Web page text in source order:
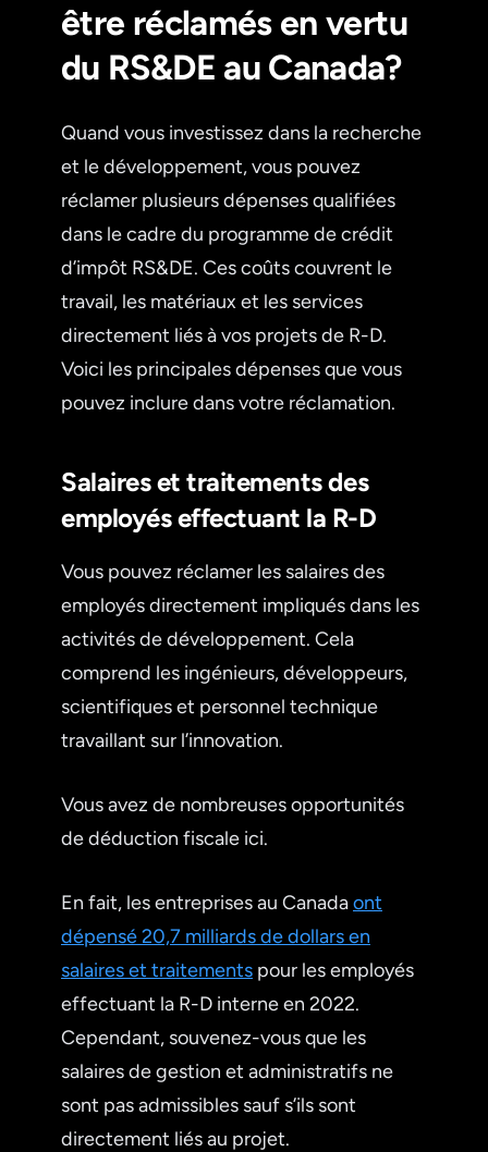
être réclamés en vertu
du RS&DE au Canada?
Quand vous investissez dans la recherche
et le développement, vous pouvez
réclamer plusieurs dépenses qualifiées
dans le cadre du programme de crédit
d’impôt RS&DE. Ces coûts couvrent le
travail, les matériaux et les services
directement liés à vos projets de R-D.
Voici les principales dépenses que vous
pouvez inclure dans votre réclamation.
Salaires et traitements des
employés effectuant la R-D
Vous pouvez réclamer les salaires des
employés directement impliqués dans les
activités de développement. Cela
comprend les ingénieurs, développeurs,
scientifiques et personnel technique
travaillant sur l’innovation.
Vous avez de nombreuses opportunités
de déduction fiscale ici.
En fait, les entreprises au Canadaont
dépensé 20,7 milliards de dollars en
salaires et traitements pour les employés
effectuant la R-D interne en 2022.
Cependant, souvenez-vous que les
salaires de gestion et administratifs ne
sont pas admissibles sauf s’ils sont
directement liés au projet.